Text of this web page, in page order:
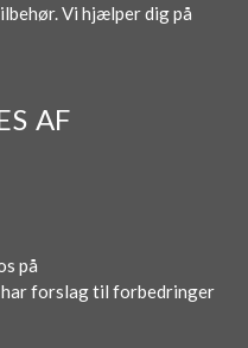
Vi hjælper dig på
AF
på
forslag til forbedringer